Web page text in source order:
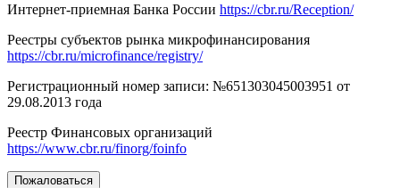
Интернет-приемная Банка России https://cbr.ru/Reception/
Реестры субъектов рынка микрофинансирования
https://cbr.ru/microfinance/registry/
Регистрационный номер записи: №651303045003951 от
29.08.2013 года
Реестр Финансовых организаций
https://www.cbr.ru/finorg/foinfo
Пожаловаться